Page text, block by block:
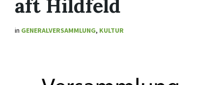
aft Hildfeld
in GENERALVERSAMMLUNG, KULTUR